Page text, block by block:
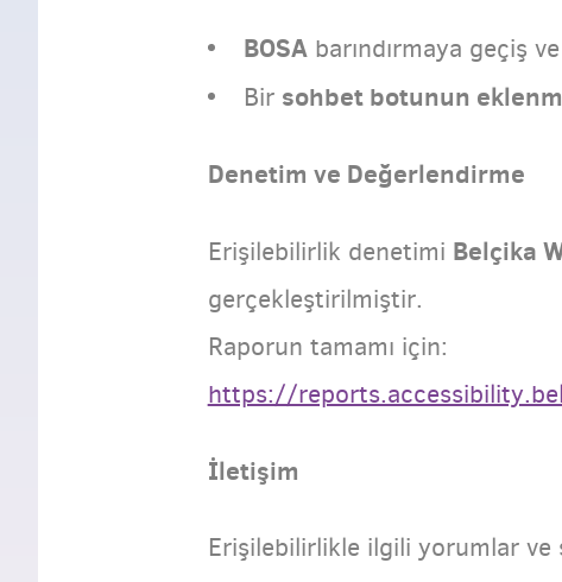
BOSAbarındırmaya geçiş ve
Bir sohbet botunun
Denetim ve Değerlendirme
Erişilebilirlik denetimi Belçika
gerçekleştirilmiştir.
Raporun tamamı için:
https://
İletişim
Erişilebilirlikle ilgili yorumlar ve